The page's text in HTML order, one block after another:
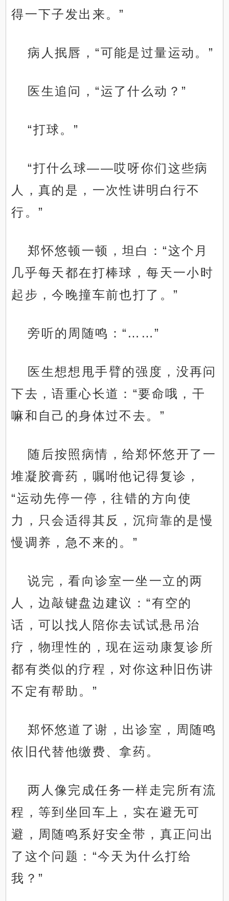
得一下子发出来。”
病人抿唇，“可能是过量运动。”
医生追问，“运了什么动？”
“打球。”
“打什么球——哎呀你们这些病
人，真的是，一次性讲明白行不
行。”
郑怀悠顿一顿，坦白：“这个月
几乎每天都在打棒球，每天一小时
起步，今晚撞车前也打了。”
旁听的周随鸣：“……”
医生想想甩手臂的强度，没再问
下去，语重心长道：“要命哦，干
嘛和自己的身体过不去。”
随后按照病情，给郑怀悠开了一
堆凝胶膏药，嘱咐他记得复诊，
“运动先停一停，往错的方向使
力，只会适得其反，沉疴靠的是慢
慢调养，急不来的。”
说完，看向诊室一坐一立的两
人，边敲键盘边建议：“有空的
话，可以找人陪你去试试悬吊治
疗，物理性的，现在运动康复诊所
都有类似的疗程，对你这种旧伤讲
不定有帮助。”
郑怀悠道了谢，出诊室，周随鸣
依旧代替他缴费、拿药。
两人像完成任务一样走完所有流
程，等到坐回车上，实在避无可
避，周随鸣系好安全带，真正问出
了这个问题：“今天为什么打给
我？”